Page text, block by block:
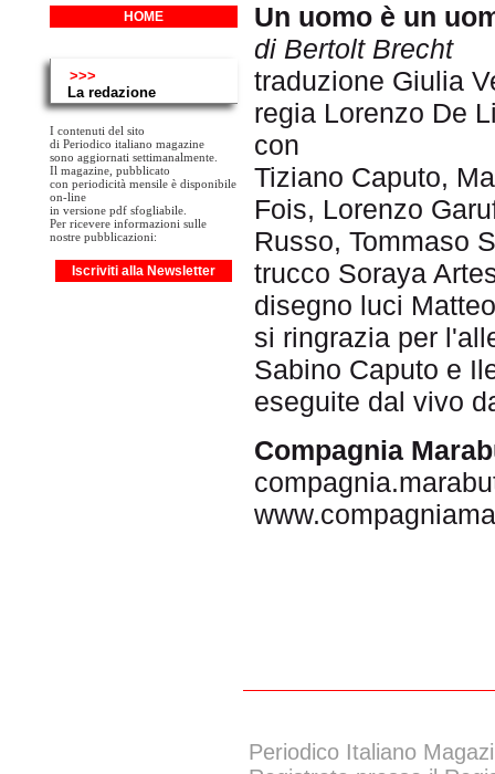
HOME
>>>
La redazione
I contenuti del sito
di Periodico italiano magazine
sono aggiornati settimanalmente.
Il magazine, pubblicato
con periodicità mensile è disponibile
on-line
in versione pdf sfogliabile.
Per ricevere informazioni sulle
nostre pubblicazioni:
Iscriviti alla Newsletter
Un uomo è un
di Bertolt Brecht
traduzione Giulia
regia Lorenzo De
con
Tiziano Caputo,
Fois, Lorenzo
Russo, Tommaso
trucco Soraya
disegno luci
si ringrazia per
Sabino Caputo e
eseguite dal vivo
Compagnia
Periodico Italiano